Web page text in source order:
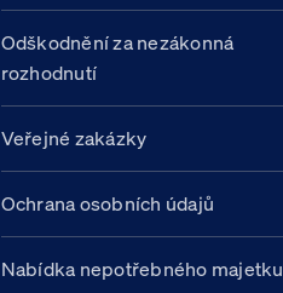
Odškodnění za nezákonná
rozhodnutí
Veřejné zakázky
Ochrana osobních údajů
Nabídka nepotřebného majetku